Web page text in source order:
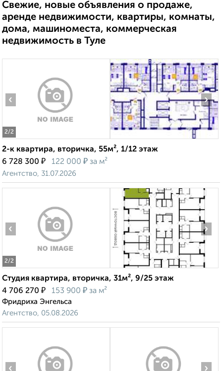
Свежие, новые объявления о продаже,
аренде недвижимости, квартиры, комнаты,
дома, машиноместа, коммерческая
недвижимость в Туле
2/2
‹ ›
2-к квартира, вторичка, 55м², 1/12 этаж
6 728 300 ₽ 122 000 ₽ за м²
Агентство, 31.07.2026
2/2
‹ ›
Студия квартира, вторичка, 31м², 9/25 этаж
4 706 270 ₽ 153 900 ₽ за м²
Фридриха Энгельса
Агентство, 05.08.2026
‹ ›